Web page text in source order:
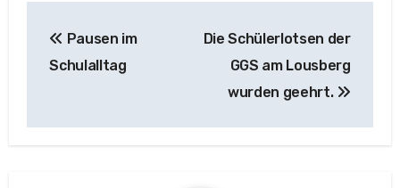
Pausen im
Schulalltag
Die Schülerlotsen der
GGS am Lousberg
wurden geehrt.